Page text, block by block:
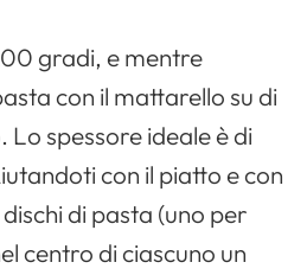
gradi, e mentre
con il mattarello su di
spessore ideale è di
con il piatto e con
di pasta (uno per
centro di ciascuno un